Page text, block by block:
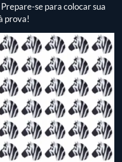
se para colocar sua
prova!